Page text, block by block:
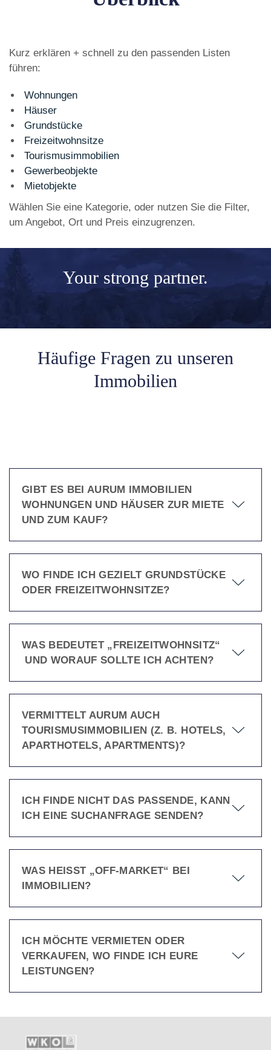
Kurz erklären + schnell zu den passenden Listen
führen:
Wohnungen
Häuser
Grundstücke
Freizeitwohnsitze
Tourismusimmobilien
Gewerbeobjekte
Mietobjekte
Wählen Sie eine Kategorie, oder nutzen Sie die Filter,
um Angebot, Ort und Preis einzugrenzen.
Your strong partner.
Häufige Fragen zu unseren
Immobilien
GIBT ES BEI AURUM IMMOBILIEN
WOHNUNGEN UND HÄUSER ZUR MIETE
UND ZUM KAUF?
WO FINDE ICH GEZIELT GRUNDSTÜCKE
ODER FREIZEITWOHNSITZE?
WAS BEDEUTET „FREIZEITWOHNSITZ“
UND WORAUF SOLLTE ICH ACHTEN?
VERMITTELT AURUM AUCH
TOURISMUSIMMOBILIEN (Z. B. HOTELS,
APARTHOTELS, APARTMENTS)?
ICH FINDE NICHT DAS PASSENDE, KANN
ICH EINE SUCHANFRAGE SENDEN?
WAS HEISST „OFF-MARKET“ BEI I
MMOBILIEN?
ICH MÖCHTE VERMIETEN ODER
VERKAUFEN, WO FINDE ICH EURE
LEISTUNGEN?